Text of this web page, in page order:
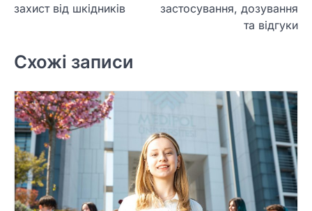
захист від шкідників
застосування, дозування
та відгуки
Схожі записи